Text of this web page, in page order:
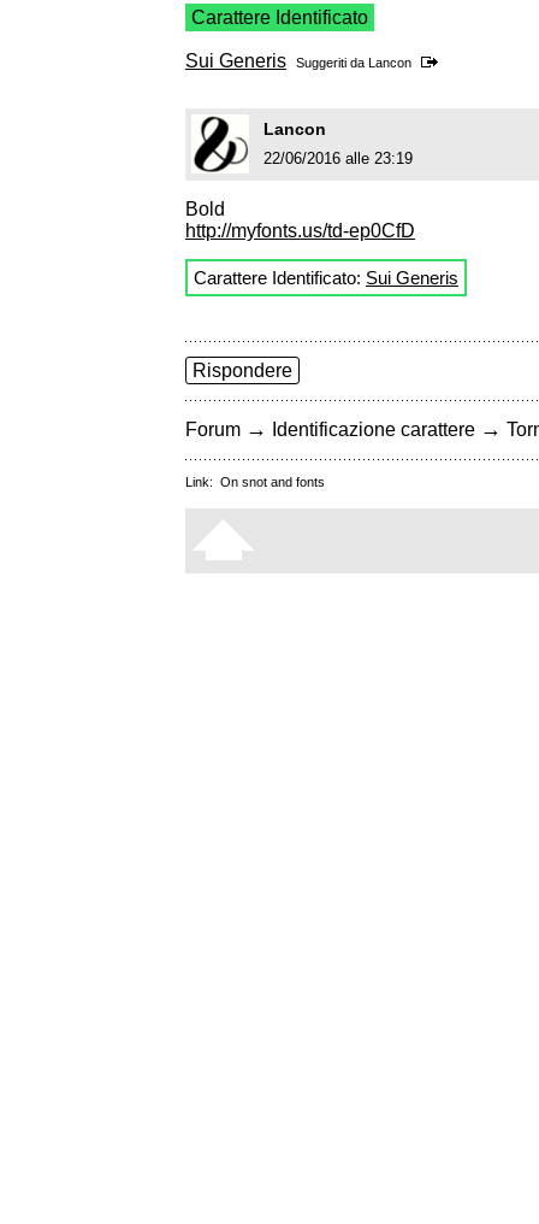
Carattere Identificato
Sui Generis Suggeriti da Lancon
Lancon
22/06/2016 alle 23:19
Bold
http://myfonts.us/td-ep0CfD
Carattere Identificato: Sui Generis
Rispondere
Forum → Identificazione carattere →
Link: On snot and fonts